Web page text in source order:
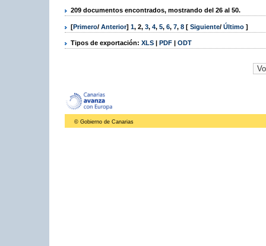
209 documentos encontrados, mostrando del 26 al 50.
[Primero/ Anterior] 1, 2, 3, 4, 5, 6, 7, 8 [ Siguiente/ Último ]
Tipos de exportación: XLS | PDF | ODT
© Gobierno de Canarias